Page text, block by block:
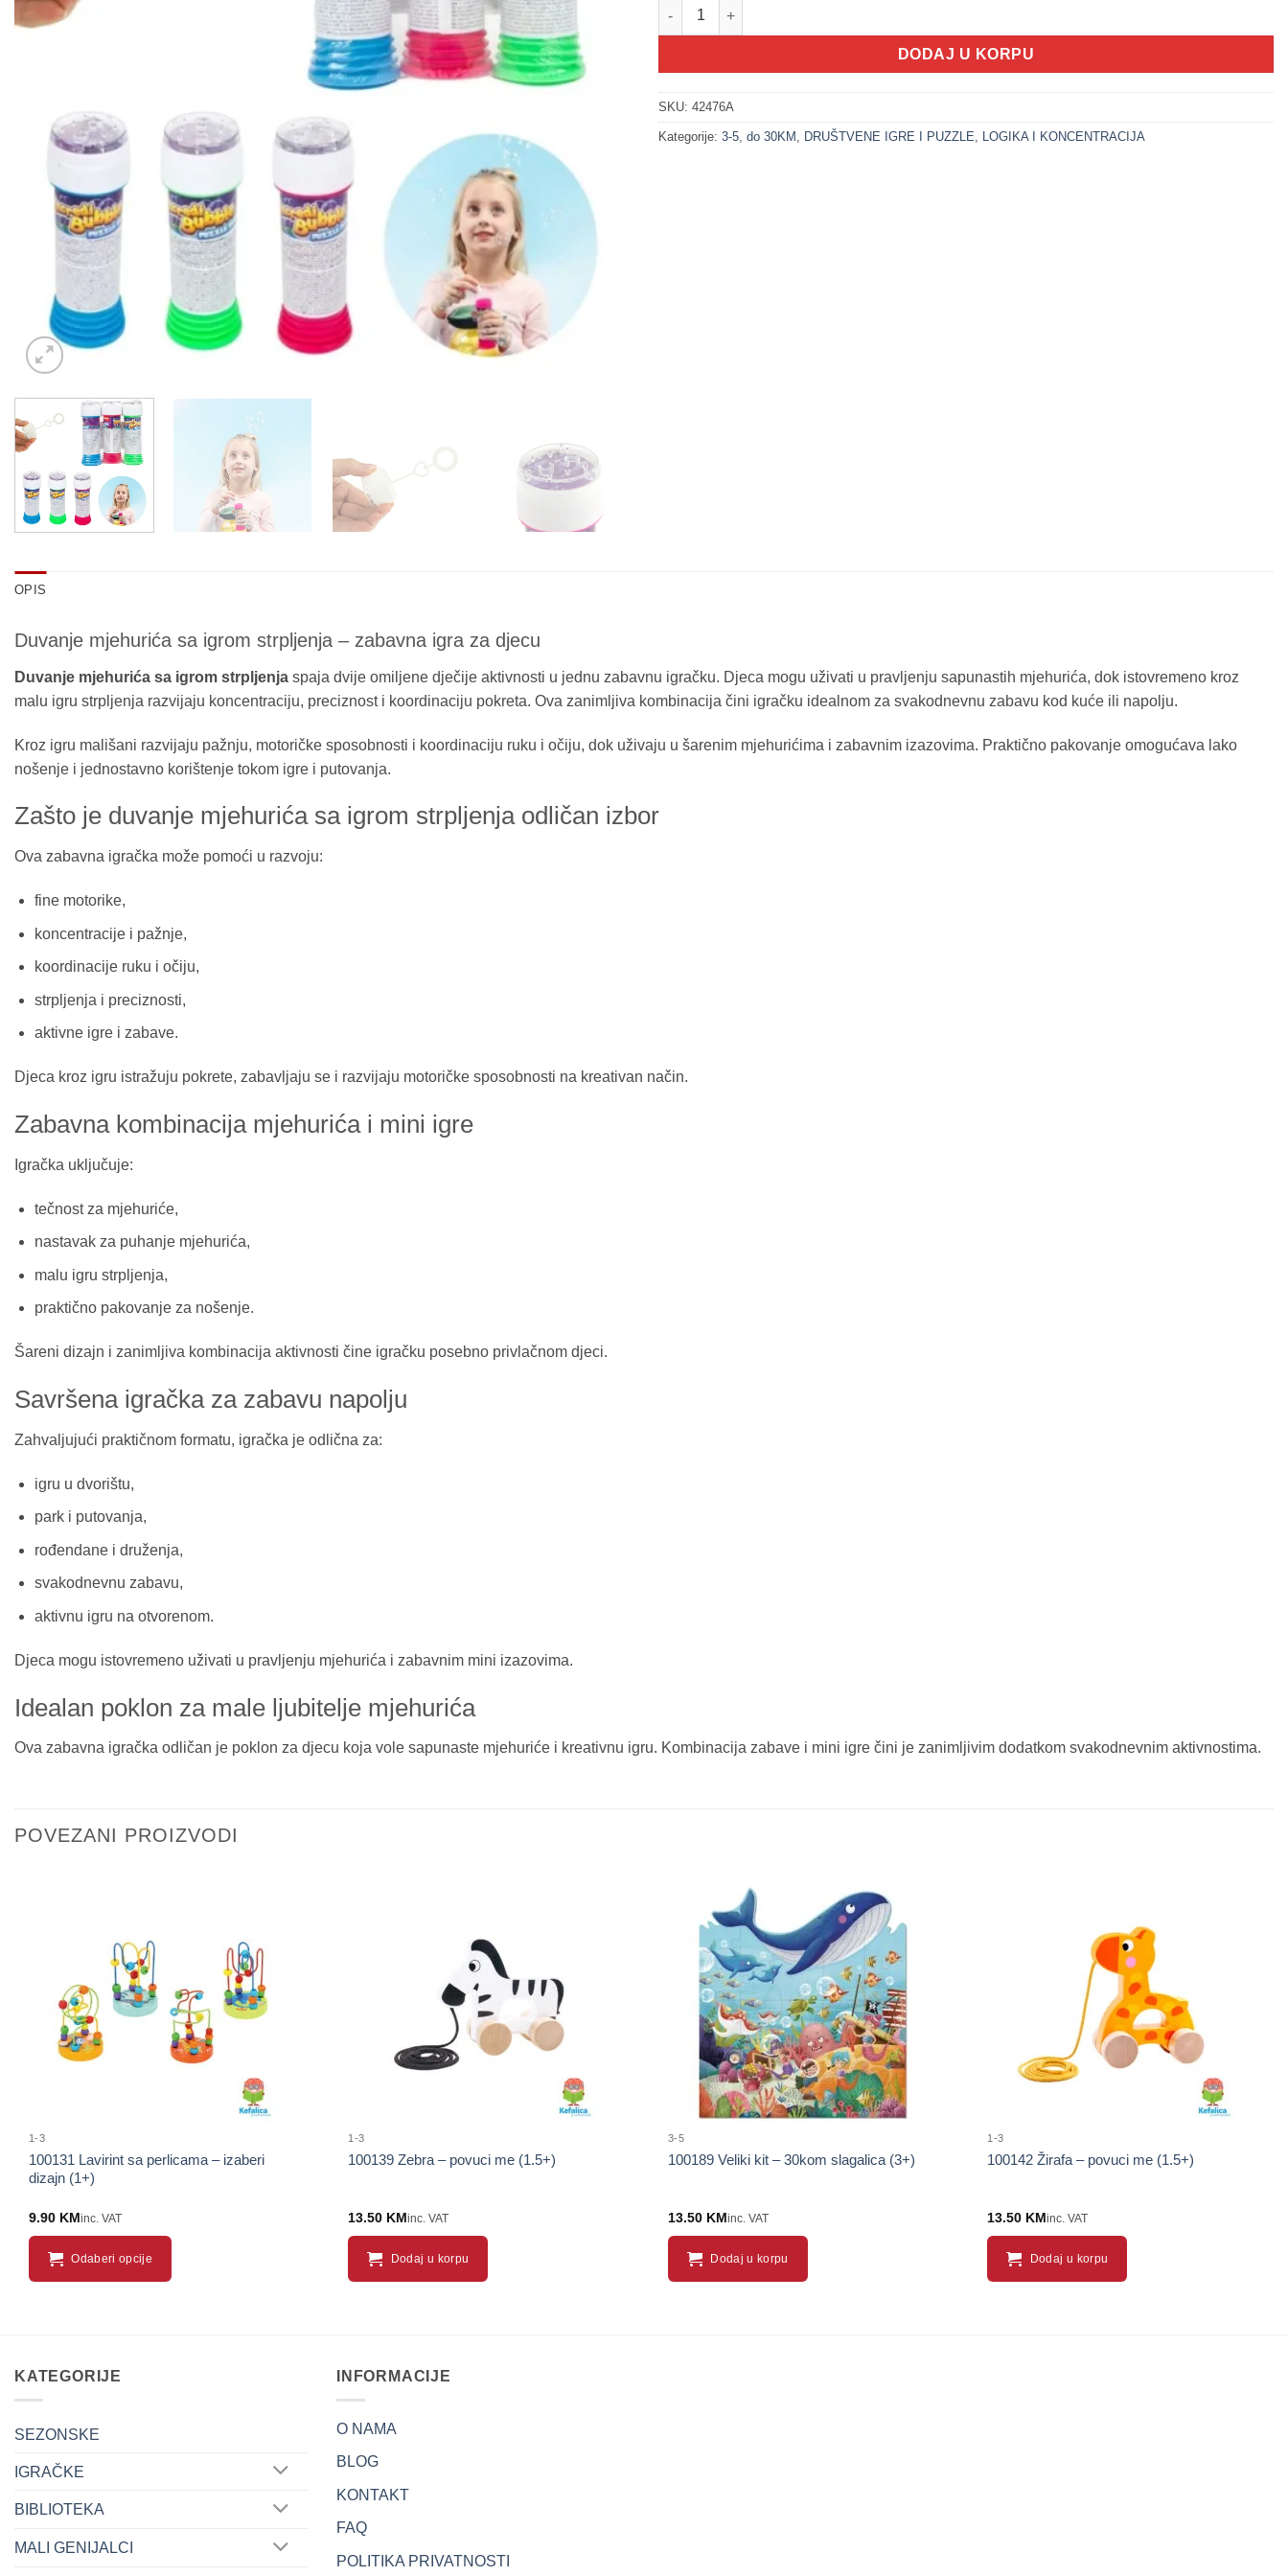
200332 Duvanje mjehurića sa igrom strpljenja količina
DODAJ U KORPU
SKU: 42476A
Kategorije: 3-5, do 30KM , DRUŠTVENE IGRE I PUZZLE, LOGIKA I KONCENTRACIJA
OPIS
Duvanje mjehurića sa igrom strpljenja – zabavna igra za djecu
Duvanje mjehurića sa igrom strpljenja spaja dvije omiljene dječije aktivnosti u jednu zabavnu igračku. Djeca mogu uživati u pravljenju sapunastih mjehurića, dok istovremeno kroz
malu igru strpljenja razvijaju koncentraciju, preciznost i koordinaciju pokreta. Ova zanimljiva kombinacija čini igračku idealnom za svakodnevnu zabavu kod kuće ili napolju.
Kroz igru mališani razvijaju pažnju, motoričke sposobnosti i koordinaciju ruku i očiju, dok uživaju u šarenim mjehurićima i zabavnim izazovima. Praktično pakovanje omogućava lako
nošenje i jednostavno korištenje tokom igre i putovanja.
Zašto je duvanje mjehurića sa igrom strpljenja odličan izbor
Ova zabavna igračka može pomoći u razvoju:
fine motorike,
koncentracije i pažnje,
koordinacije ruku i očiju,
strpljenja i preciznosti,
aktivne igre i zabave.
Djeca kroz igru istražuju pokrete, zabavljaju se i razvijaju motoričke sposobnosti na kreativan način.
Zabavna kombinacija mjehurića i mini igre
Igračka uključuje:
tečnost za mjehuriće,
nastavak za puhanje mjehurića,
malu igru strpljenja,
praktično pakovanje za nošenje.
Šareni dizajn i zanimljiva kombinacija aktivnosti čine igračku posebno privlačnom djeci.
Savršena igračka za zabavu napolju
Zahvaljujući praktičnom formatu, igračka je odlična za:
igru u dvorištu,
park i putovanja,
rođendane i druženja,
svakodnevnu zabavu,
aktivnu igru na otvorenom.
Djeca mogu istovremeno uživati u pravljenju mjehurića i zabavnim mini izazovima.
Idealan poklon za male ljubitelje mjehurića
Ova zabavna igračka odličan je poklon za djecu koja vole sapunaste mjehuriće i kreativnu igru. Kombinacija zabave i mini igre čini je zanimljivim dodatkom svakodnevnim aktivnostima.
POVEZANI PROIZVODI
1-3
100131 Lavirint sa perlicama – izaberi
dizajn (1+)
9.90 KMinc. VAT
Odaberi opcije
variants.
The
be
on
product
1-3
100139 Zebra – povuci me (1.5+)
13.50 KMinc. VAT
Dodaj u korpu
3-5
100189 Veliki kit – 30kom slagalica (3+)
13.50 KMinc. VAT
Dodaj u korpu
1-3
100142 Žirafa – povuci me (1.5+)
13.50 KMinc. VAT
Dodaj u korpu
KATEGORIJE
SEZONSKE
IGRAČKE
BIBLIOTEKA
MALI GENIJALCI
INFORMACIJE
O NAMA
BLOG
KONTAKT
FAQ
POLITIKA PRIVATNOSTI